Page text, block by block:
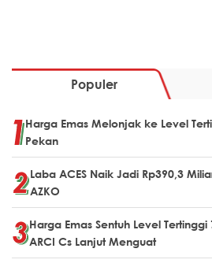
Populer
Harga Emas Melonjak ke Level
Pekan
Laba ACES Naik Jadi Rp390,3
AZKO
Harga Emas Sentuh Level Tertinggi
ARCI Cs Lanjut Menguat